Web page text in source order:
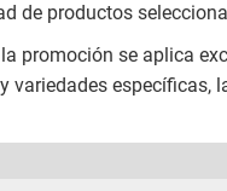
de productos
promoción se aplica
variedades específicas,